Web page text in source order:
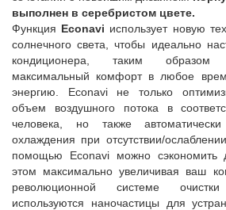
выполнен в серебристом цвете.
Функция Econavi использует новую
солнечного света, чтобы идеально
кондиционера, таким образом
максимальный комфорт в любое
энергию. Econavi не только
объем воздушного потока в
человека, но также
охлаждения при отсутствии/
помощью Econavi можно сэкономить
этом максимально увеличивая ваш
революционной системе
используются наночастицы для